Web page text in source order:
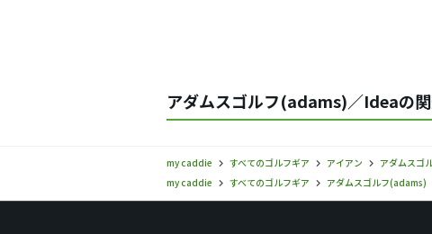
アダムスゴルフ(adams)／Ideaの
my caddie すべてのゴルフギア アイアン アダムスゴ
my caddie
すべてのゴルフギア アダムスゴルフ(adams)